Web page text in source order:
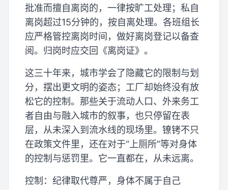
批准而擅自离岗的，一律按旷工处理；私自
离岗超过15分钟的，按自离处理。各班组长
应严格管控离岗时间，做好离岗登记以备查
阅。归岗时应交回《离岗证》。
这三十年来，城市学会了隐藏它的限制与划
分，摆出更文明的姿态；工厂却始终没有放
松它的控制。那些关于流动人口、外来务工
者自由与融入城市的叙事，也只停留在表
层，从未深入到流水线的现场里。镣铐不只
在政策文件里，还在对于“上厕所”等对身体
的控制与惩罚里。它一直都在，从未远离。
控制：纪律取代尊严，身体不属于自己